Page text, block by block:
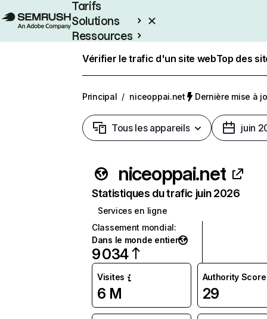
Tarifs
Solutions
Ressources
Vérifier le trafic d'un site webTop des
Principal / niceoppai.net Dernière mise à
Tous les appareils juin
niceoppai.net
Statistiques du trafic juin 2026
Services en ligne
Classement mondial:
Dans le monde entier
9 034
Visites
6 M
Authority Score
29